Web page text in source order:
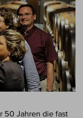
50 Jahren die fast